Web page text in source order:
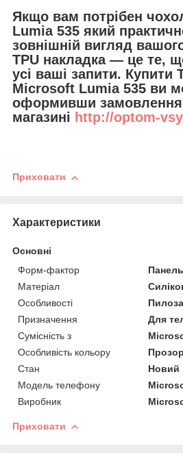
Якщо вам потрібен
Lumia 535 який
зовнішній вигляд
TPU накладка — це те,
усі ваші запити. Купити
Microsoft Lumia 535 ви
оформивши замовлення
магазині http://optom-
Приховати
Характеристики
Основні
Форм-фактор
Матеріал
Особливості
Призначення
Для
Сумісність з
Особливість кольору
Стан
Новий
Модель телефону
Виробник
Приховати